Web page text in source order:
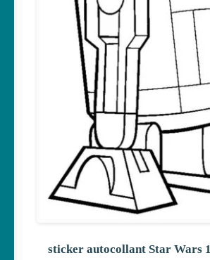
sticker autocollant Star Wars